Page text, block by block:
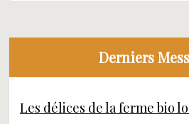
Derniers
Les délices de la ferme bio